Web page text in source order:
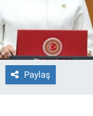
Paylaş
Gün Başlıyor
Gün Bitiyor
Gün Ortası